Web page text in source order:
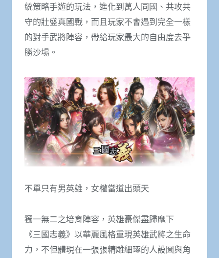
統策略手遊的玩法，進化到萬人同國、共攻共
守的壯盛真國戰，而且玩家不會遇到完全一樣
的對手武將陣容，帶給玩家最大的自由度去爭
勝沙場。
不單只有男英雄，女權當道出頭天
獨一無二之培育陣容，英雄豪傑盡歸麾下
《三國志義》以華麗風格重現英雄武將之生命
力，不但體現在一張張精雕細琢的人設圖與角